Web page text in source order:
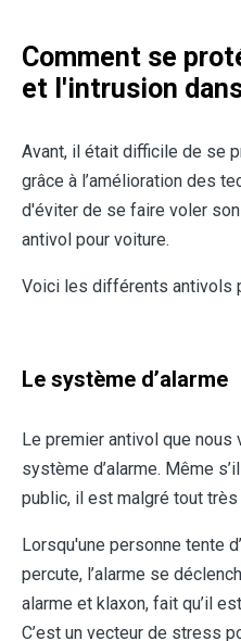
Comment se
et l'intrusion
Avant, il était difficile de se
grâce à l’amélioration des
d'éviter de se faire voler
antivol pour voiture.
Voici les différents antivols
Le système d’alarme
Le premier antivol que
système d’alarme. Même
public, il est malgré tout
Lorsqu'une personne tente
percute, l’alarme se
alarme et klaxon, fait qu’il
C’est un vecteur de stress